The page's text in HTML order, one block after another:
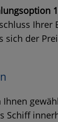
Ihrer
sich der
Ihnen
Schiff